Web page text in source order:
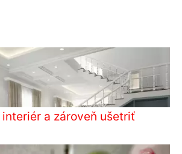
a zároveň ušetriť